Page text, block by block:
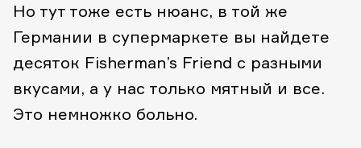
Но тут тоже есть нюанс, в той же
Германии в супермаркете вы найдете
десяток Fisherman’s Friend с разными
вкусами, а у нас только мятный и все.
Это немножко больно.